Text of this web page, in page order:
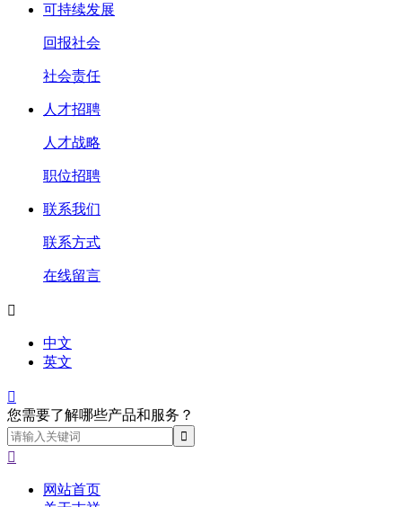
可持续发展
回报社会
社会责任
人才招聘
人才战略
职位招聘
联系我们
联系方式
在线留言

中文
英文

您需要了解哪些产品和服务？

网站首页